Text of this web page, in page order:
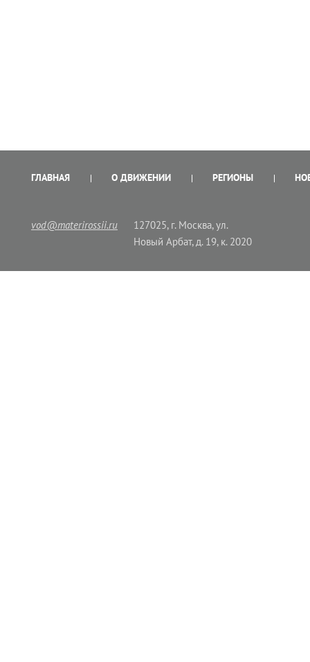
ГЛАВНАЯ О ДВИЖЕНИИ РЕГИОНЫ
vod@materirossii.ru
127025, г. Москва, ул.
Новый Арбат, д. 19, к. 2020